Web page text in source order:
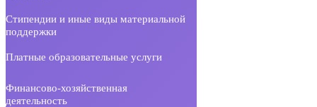
Стипендии и иные виды материальной
поддержки
Платные образовательные услуги
Финансово-хозяйственная
деятельность